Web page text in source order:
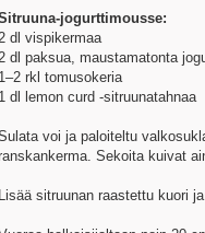
jogurttimousse:
dl vispikermaa
dl paksua, maustamatonta
1–2 rkl tomusokeria
1 dl lemon curd -sitruunatahnaa
voi ja paloiteltu
Sekoita kuivat
Lisää sitruunan raastettu kuori